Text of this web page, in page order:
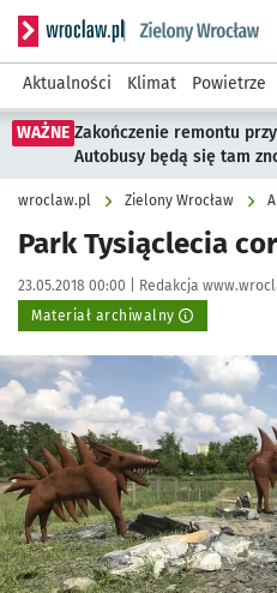
Serwis informacyjny
Aktualności Klimat Powietrze
WAŻNE Zakończenie remontu
Autobusy będą się tam
wroclaw.pl Zielony Wrocław
Park Tysiąclecia
Data publikacji:
23.05.2018 00:00 | Autor:
Redakcja
Materiał archiwalny
Kliknij, aby powiększyć